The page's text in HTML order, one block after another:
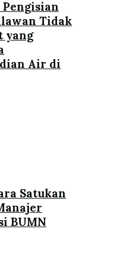
Pengisian
Tidak
yang
Air di
Satukan
BUMN